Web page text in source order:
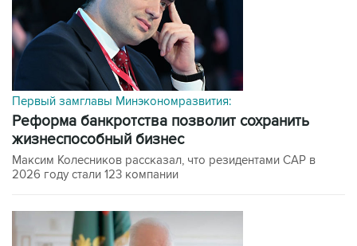
Первый замглавы Минэкономразвития:
Реформа банкротства позволит сохранить
жизнеспособный бизнес
Максим Колесников рассказал, что резидентами САР в
2026 году стали 123 компании